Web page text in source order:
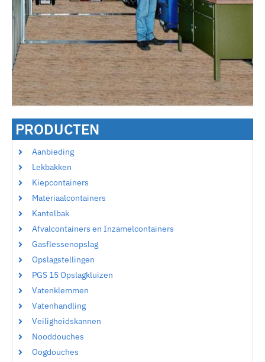
PRODUCTEN
Aanbieding
Lekbakken
Kiepcontainers
Materiaalcontainers
Kantelbak
Afvalcontainers en Inzamelcontainers
Gasflessenopslag
Opslagstellingen
PGS 15 Opslagkluizen
Vatenklemmen
Vatenhandling
Veiligheidskannen
Nooddouches
Oogdouches